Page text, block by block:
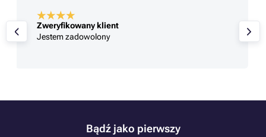
Zakupy w tonerpartner robię
Bądź jako pierwszy